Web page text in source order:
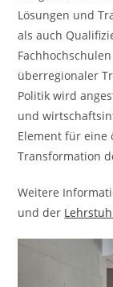
Lösungen und
als auch
überregionaler
Politik wird
und
Element für eine
Transformation
Weitere
und der